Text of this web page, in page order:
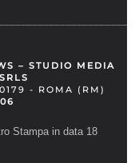
– STUDIO MEDIA
- ROMA (RM)
Stampa in data 18